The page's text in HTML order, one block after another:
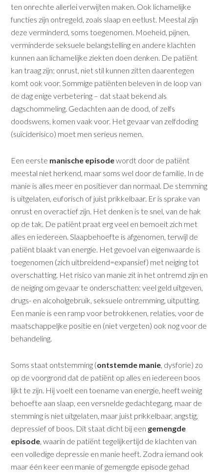
ten onrechte allerlei verwijten maken. Ook lichamelijke
functies zijn ontregeld, zoals slaap en eetlust. Meestal zijn
deze verminderd, soms toegenomen. Moeheid, pijnen,
verminderde seksuele belangstelling en andere klachten
kunnen aan lichamelijke ziekten doen denken. De patiënt
kan traag zijn; onrust, niet stil kunnen zitten daarentegen
komt ook voor. Sommige patiënten beleven in de loop van
de dag enige verbetering – dat staat bekend als
dagschommeling. Gedachten aan de dood, of zelfs
doodswens, komen vaak voor. Het gevaar van zelfdoding
(suïciderisico) moet men serieus nemen.
Een eerste manische episodewordt door de patiënt
meestal niet herkend, maar soms wel door de familie. In de
manie is alles meer en positiever dan normaal. De stemming
is uitgelaten, euforisch of juist prikkelbaar. Er is sprake van
onrust en overactief zijn. Het denken is te snel, van de hak
op de tak. De patiënt praat erg veel en bemoeit zich met
alles en iedereen. Slaapbehoefte is afgenomen, terwijl de
patiënt blaakt van energie. Het gevoel van eigenwaarde is
toegenomen (zich uitbreidend=expansief) met neiging tot
overschatting. Het risico van manie zit in het ontremd zijn en
de neiging om gevaar te onderschatten: veel geld uitgeven,
drugs- en alcoholgebruik, seksuele ontremming, uitputting.
Een manie is een ramp voor betrokkenen, relaties, voor de
maatschappeljke positie en (niet vergeten) ook nog voor de
behandeling.
Soms staat ontstemming (ontstemde manie, dysforie) zo
op de voorgrond dat de patiënt op alles en iedereen boos
lijkt te zijn. Hij voelt een toename van energie, heeft weinig
behoefte aan slaap, een versnelde gedachtegang, maar de
stemming is niet uitgelaten, maar juist prikkelbaar, angstig,
depressief of boos. Dit staat dicht bij een gemengde
episode, waarin de patiënt tegelijkertijd de klachten van
een volledige depressie en manie heeft. Zodra iemand ook
maar één keer een manie of gemengde episode gehad